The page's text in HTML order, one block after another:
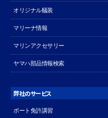
オリジナル艤装
マリーナ情報
マリンアクセサリー
ヤマハ部品情報検索
弊社のサービス
ボート免許講習